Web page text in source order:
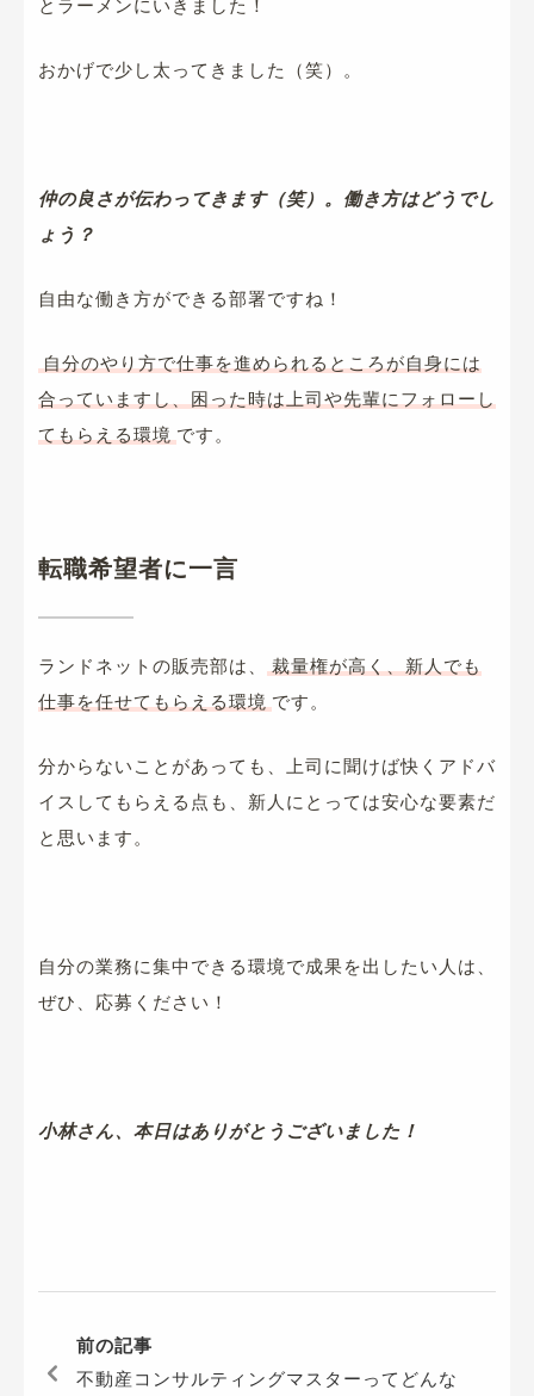
おかげで少し太ってきました（笑）。
仲の良さが伝わってきます（笑）。働き方はどうでし
ょう？
自由な働き方ができる部署ですね！
自分のやり方で仕事を進められるところが自身には
合っていますし、困った時は上司や先輩にフォローし
てもらえる環境 です。
転職希望者に一言
ランドネットの販売部は、
裁量権が高く、新人でも
仕事を任せてもらえる環境 です。
分からないことがあっても、上司に聞けば快くアドバ
イスしてもらえる点も、新人にとっては安心な要素だ
と思います。
自分の業務に集中できる環境で成果を出したい人は、
ぜひ、応募ください！
小林さん、本日はありがとうございました！
前の記事
不動産コンサルティングマスターってどんな